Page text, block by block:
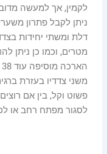
לקמין, אך למעשה
ניתן לקבל פתרון
מטרים, וכמו כן ניתן
משני צדדיו בעזרת
פשוט וקל, בין אם
לסגור מפתח רחב או